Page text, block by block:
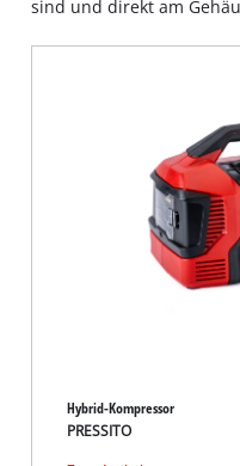
website
sind und direkt am
Hybrid-Kompressor
PRESSITO